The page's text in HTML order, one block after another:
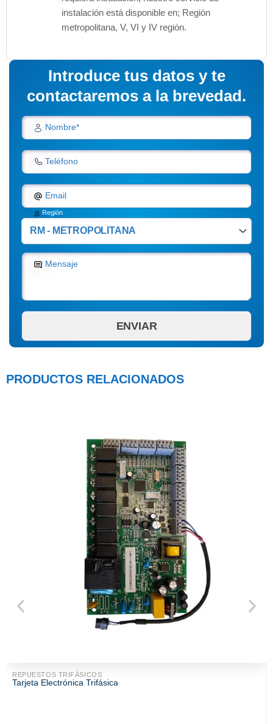
instalación está disponible en; Región
metropolitana, V, VI y IV región.
Introduce tus datos y te
contactaremos a la brevedad.
Nombre*
Teléfono
Email
Región
Mensaje
PRODUCTOS RELACIONADOS
REPUESTOS TRIFÁSICOS
Tarjeta Electrónica Trifásica